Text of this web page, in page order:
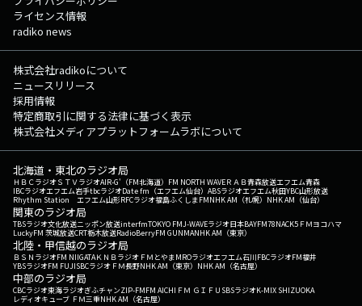
ライセンス情報
radiko news
株式会社radikoについて
ニュースリリース
採用情報
特定商取引に関する法律に基づく表示
株式会社メディアプラットフォームラボについて
北海道・東北のラジオ局
ＨＢＣラジオＳＴＶラジオAIR-G'（FM北海道） FM NORTH WAVEＲＡＢ青森放送エフエム青森
IBCラジオエフエム岩手tbcラジオDate fm（エフエム仙台） ABSラジオエフエム秋田YBC山形放送
Rhythm Station エフエム山形RFCラジオ福島ふくしまFMNHK AM（札幌） NHK AM（仙台）
関東のラジオ局
TBSラジオ文化放送ニッポン放送interfmTOKYO FMJ-WAVEラジオ日本BAYFM78NACK5 ＦＭヨコハマ
LuckyFM 茨城放送CRT栃木放送RadioBerryFM GUNMANHK AM（東京）
北陸・甲信越のラジオ局
ＢＳＮラジオFM NIIGATAＫＮＢラジオ ＦＭとやまMROラジオエフエム石川FBCラジオFM福井
YBSラジオFM FUJISBCラジオ ＦＭ長野NHK AM（東京） NHK AM（名古屋）
中部のラジオ局
CBCラジオ東海ラジオぎふチャンZIP-FMFM AICHI ＦＭ ＧＩＦＵ SBSラジオK-MIX SHIZUOKA
レディオキューブ ＦＭ三重NHK AM（名古屋）